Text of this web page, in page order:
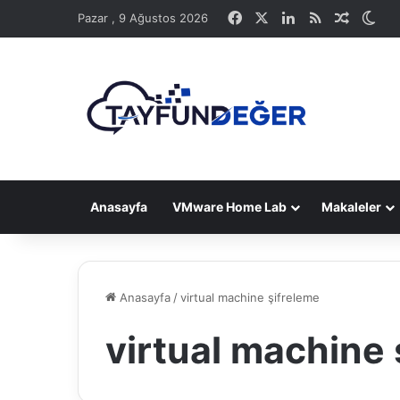
Pazar , 9 Ağustos 2026 Facebook LinkedIn
RSS
Anasayfa VMware Home Lab Makaleler
Anasayfa /virtual machine şifreleme
virtual machine